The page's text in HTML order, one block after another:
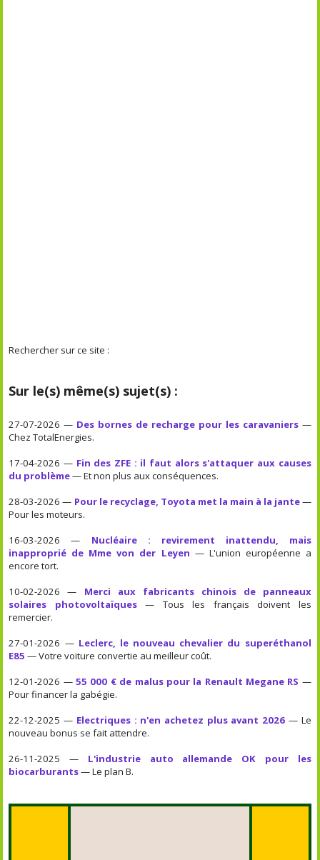
Rechercher sur ce site :
Sur le(s) même(s) sujet(s) :
27-07-2026 — Des bornes de recharge pour les caravaniers—
Chez TotalEnergies.
17-04-2026 — Fin des ZFE : il faut alors s'attaquer aux causes
du problème— Et non plus aux conséquences.
28-03-2026 — Pour le recyclage, Toyota met la main à la jante—
Pour les moteurs.
16-03-2026 — Nucléaire : revirement inattendu, mais
inapproprié de Mme von der Leyen — L'union européenne a
encore tort.
10-02-2026 — Merci aux fabricants chinois de panneaux
solaires photovoltaïques— Tous les français doivent les
remercier.
27-01-2026 — Leclerc, le nouveau chevalier du superéthanol
E85 — Votre voiture convertie au meilleur coût.
12-01-2026 —55 000 € de malus pour la Renault Megane RS —
Pour financer la gabégie.
22-12-2025 — Electriques : n'en achetez plus avant 2026 — Le
nouveau bonus se fait attendre.
26-11-2025 — L'industrie auto allemande OK pour les
biocarburants— Le plan B.